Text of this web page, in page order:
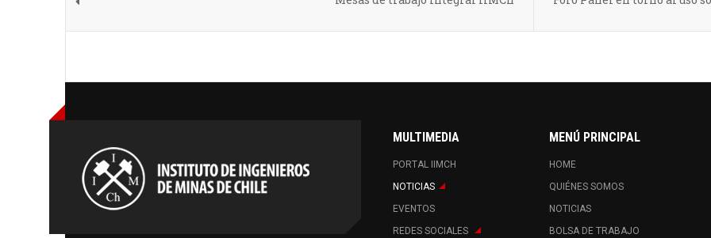
MULTIMEDIA
PORTAL IIMCH
NOTICIAS
EVENTOS
REDES SOCIALES
MENÚ PRINCIPAL
HOME
QUIÉNES SOMOS
NOTICIAS
BOLSA DE TRABAJO